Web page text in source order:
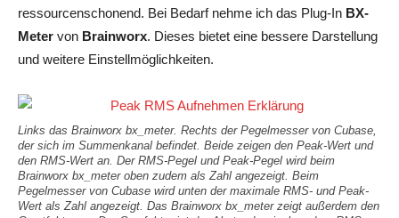
ressourcenschonend. Bei Bedarf nehme ich das Plug-In BX-
Meter von Brainworx. Dieses bietet eine bessere Darstellung
und weitere Einstellmöglichkeiten.
Links das Brainworx bx_meter. Rechts der Pegelmesser von Cubase,
der sich im Summenkanal befindet. Beide zeigen den Peak-Wert und
den RMS-Wert an. Der RMS-Pegel und Peak-Pegel wird beim
Brainworx bx_meter oben zudem als Zahl angezeigt. Beim
Pegelmesser von Cubase wird unten der maximale RMS- und Peak-
Wert als Zahl angezeigt. Das Brainworx bx_meter zeigt außerdem den